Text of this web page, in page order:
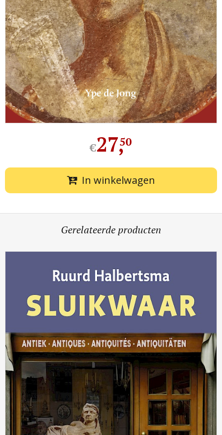
€27,
50
In winkelwagen
Gerelateerde producten